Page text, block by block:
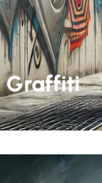
Graffiti